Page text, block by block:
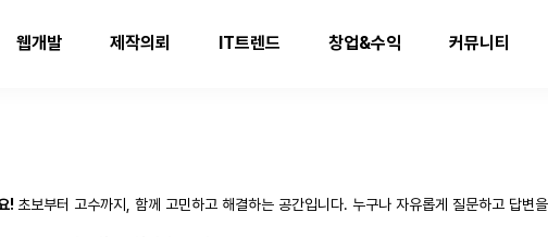
웹개발 제작의뢰 IT트렌드 창업&수익 커뮤니티
! 초보부터 고수까지, 함께 고민하고 해결하는 공간입니다. 누구나 자유롭게 질문하고 답변